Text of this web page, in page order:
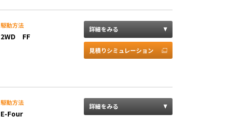
駆動方法
2WD FF
詳細をみる
見積りシミュレーション
駆動方法
E-Four
詳細をみる